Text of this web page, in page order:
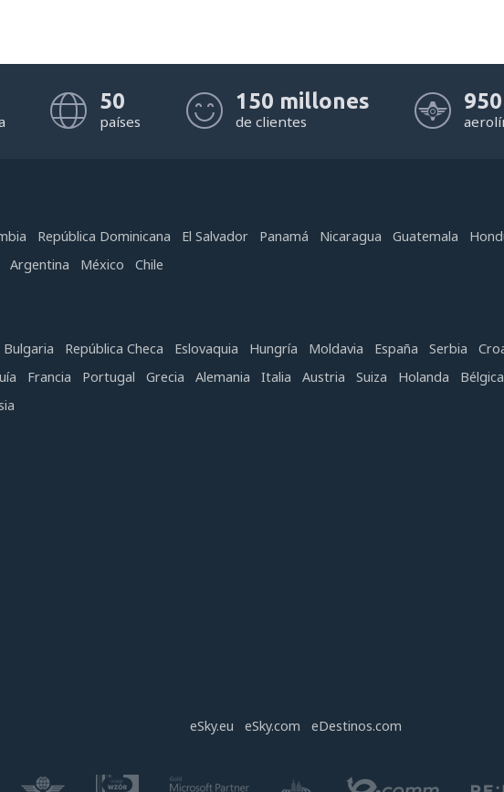
50
países
150 millones
de clientes
950
República Dominicana El Salvador Panamá Nicaragua Guatemala
Argentina México Chile
Bulgaria República Checa Eslovaquia Hungría Moldavia España Serbia
Francia Portugal Grecia Alemania Italia Austria Suiza Holanda Bélgica
eSky.eu eSky.com eDestinos.com